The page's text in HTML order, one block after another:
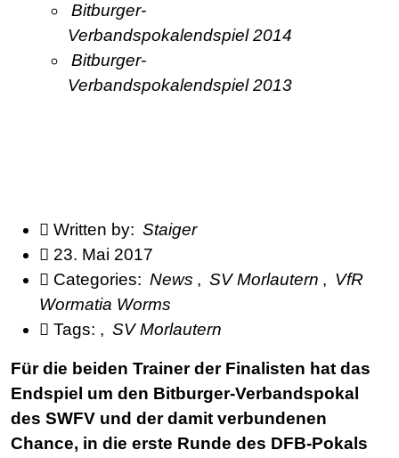
Bitburger-
Verbandspokalendspiel 2014
Bitburger-
Verbandspokalendspiel 2013
Written by: Staiger
23. Mai 2017
Categories: News , SV Morlautern , VfR
Wormatia Worms
Tags: , SV Morlautern
Für die beiden Trainer der Finalisten hat das
Endspiel um den Bitburger-Verbandspokal
des SWFV und der damit verbundenen
Chance, in die erste Runde des DFB-Pokals